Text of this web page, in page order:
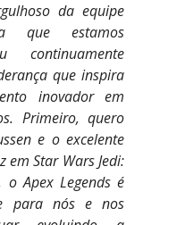
da equipe
que estamos
continuamente
que inspira
inovador em
Primeiro, quero
e o excelente
em Star Wars Jedi:
Apex Legends é
para nós e nos